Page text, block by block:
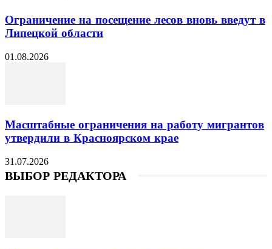
Ограничение на посещение лесов вновь введут в
Липецкой области
01.08.2026
Масштабные ограничения на работу мигрантов
утвердили в Красноярском крае
31.07.2026
ВЫБОР РЕДАКТОРА